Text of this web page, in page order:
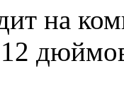
на
12